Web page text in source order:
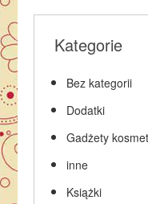
Kategorie
Bez kategorii
Dodatki
Gadżety
inne
Książki